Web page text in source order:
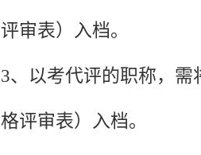
评审表）入档。
3、以考代评的职称，
格评审表）入档。